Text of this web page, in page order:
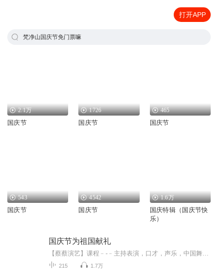
打开APP
梵净山国庆节免门票嘛
2.1万
国庆节
1726
国庆节
465
国庆节
543
国庆节
4542
国庆节
1.6万
国庆特辑（国庆节快
乐）
国庆节为祖国献礼
215 1.7万